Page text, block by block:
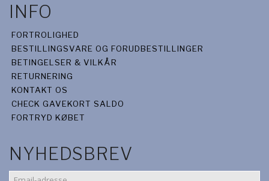
INFO
FORTROLIGHED
BESTILLINGSVARE OG FORUDBESTILLINGER
BETINGELSER & VILKÅR
RETURNERING
KONTAKT OS
CHECK GAVEKORT SALDO
FORTRYD KØBET
NYHEDSBREV
EMAIL-